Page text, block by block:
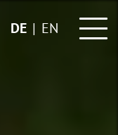
DE EN